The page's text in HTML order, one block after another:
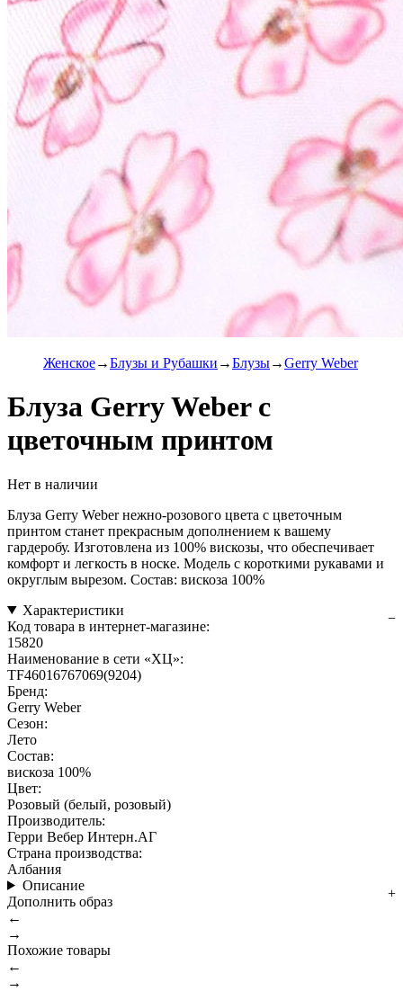
Женское Блузы и Рубашки Блузы Gerry Weber
Блуза Gerry Weber с
цветочным принтом
Нет в наличии
Блуза Gerry Weber нежно-розового цвета с цветочным
принтом станет прекрасным дополнением к вашему
гардеробу. Изготовлена из 100% вискозы, что обеспечивает
комфорт и легкость в носке. Модель с короткими рукавами и
округлым вырезом. Состав: вискоза 100%
Характеристики
Код товара в интернет-магазине:
15820
Наименование в сети «ХЦ»:
TF46016767069(9204)
Бренд:
Gerry Weber
Сезон:
Лето
Состав:
вискоза 100%
Цвет:
Розовый (белый, розовый)
Производитель:
Герри Вебер Интерн.АГ
Страна производства:
Албания
Описание
Дополнить образ
←
→
Похожие товары
←
→